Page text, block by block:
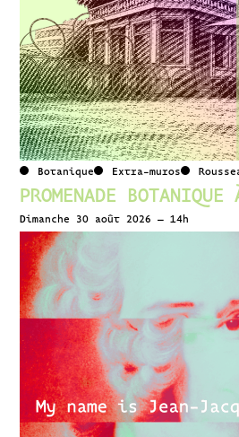
Botanique Extra-muros
PROMENADE BOTANIQUE
Dimanche 30 août 2026 – 14h